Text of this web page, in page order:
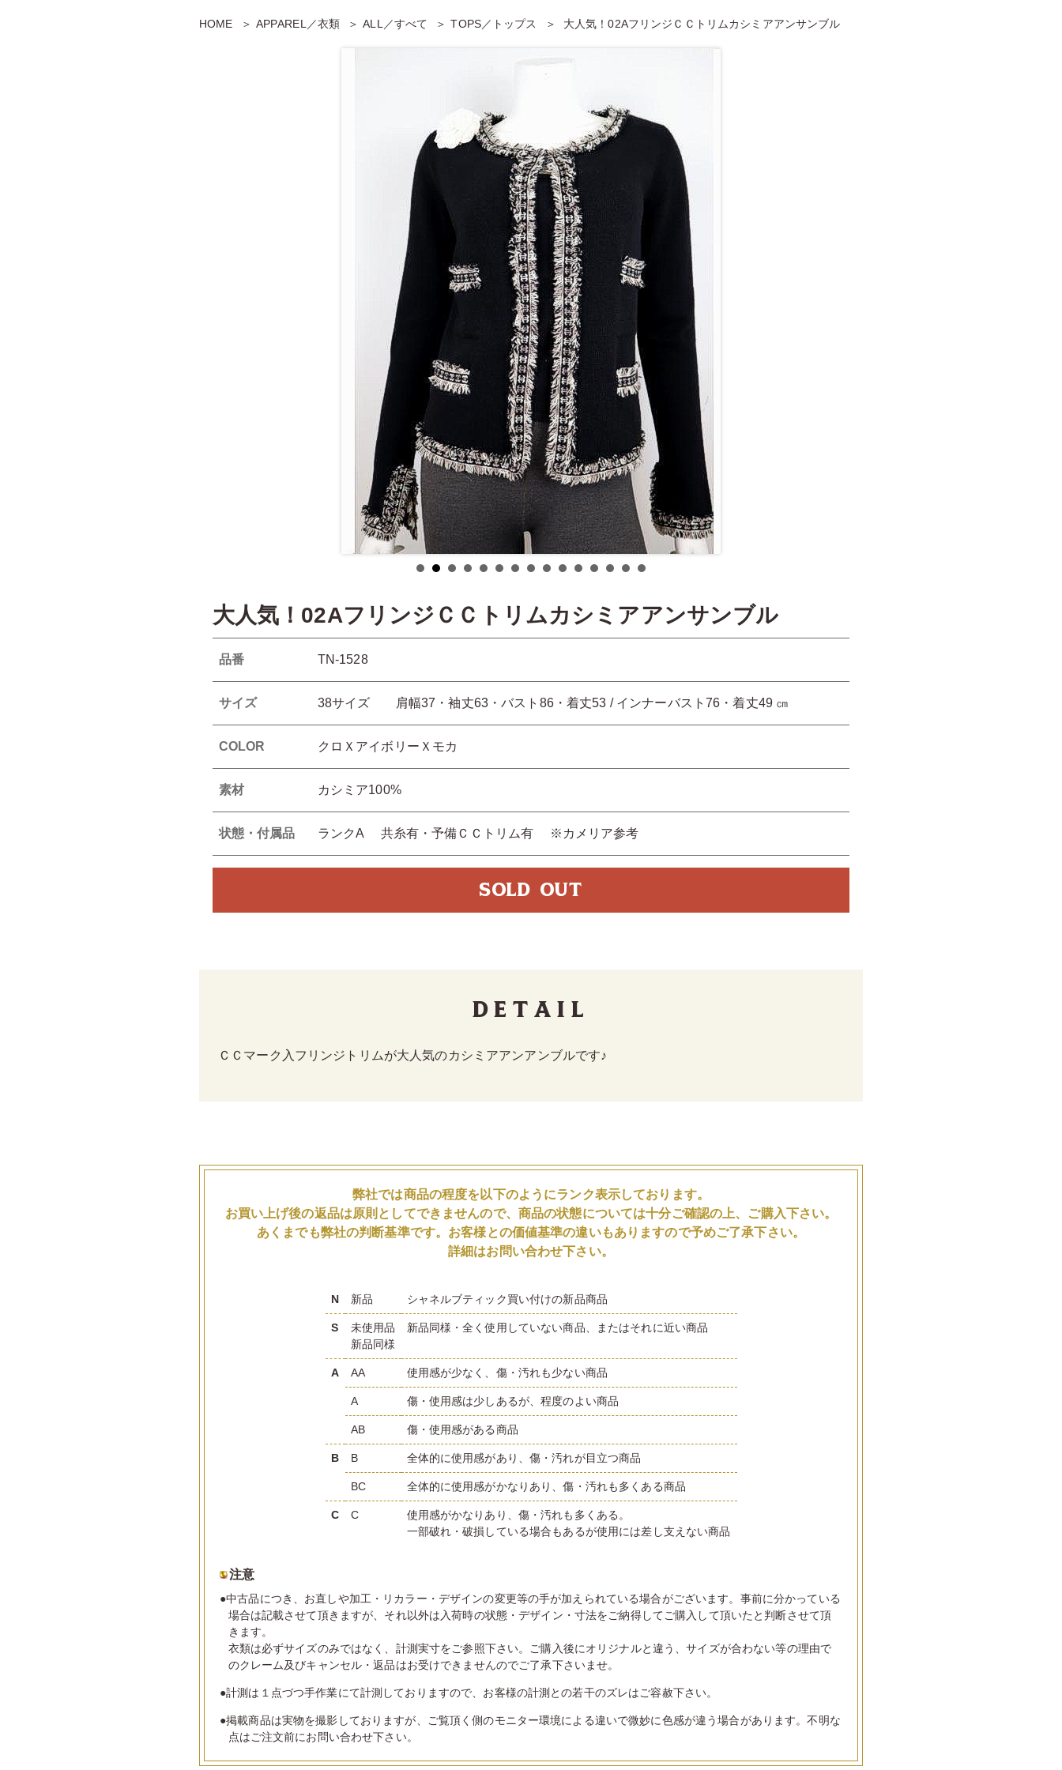
HOME APPAREL／衣類 ALL／すべて TOPS／トップス 大人気！02AフリンジＣＣトリムカシミアアンサンブル
大人気！02AフリンジＣＣトリムカシミアアンサンブル
品番 TN-1528
サイズ 38サイズ 肩幅37・袖丈63・バスト86・着丈53 / インナーバスト76・着丈49 ㎝
COLOR クロＸアイボリーＸモカ
素材 カシミア100%
状態・付属品 ランクA 共糸有・予備ＣＣトリム有 ※カメリア参考
SOLD OUT
Detail
ＣＣマーク入フリンジトリムが大人気のカシミアアンアンブルです♪
弊社では商品の程度を以下のようにランク表示しております。
お買い上げ後の返品は原則としてできませんので、商品の状態については十分ご確認の上、ご購入下さい。
あくまでも弊社の判断基準です。お客様との価値基準の違いもありますので予めご了承下さい。
詳細はお問い合わせ下さい。
N 新品 シャネルブティック買い付けの新品商品
S
未使用品
新品同様
新品同様・全く使用していない商品、またはそれに近い商品
A AA 使用感が少なく、傷・汚れも少ない商品
A 傷・使用感は少しあるが、程度のよい商品
AB 傷・使用感がある商品
B B 全体的に使用感があり、傷・汚れが目立つ商品
BC 全体的に使用感がかなりあり、傷・汚れも多くある商品
C C
使用感がかなりあり、傷・汚れも多くある。
一部破れ・破損している場合もあるが使用には差し支えない商品
注意
●中古品につき、お直しや加工・リカラー・デザインの変更等の手が加えられている場合がございます。事前に分かっている
場合は記載させて頂きますが、それ以外は入荷時の状態・デザイン・寸法をご納得してご購入して頂いたと判断させて頂
きます。
衣類は必ずサイズのみではなく、計測実寸をご参照下さい。ご購入後にオリジナルと違う、サイズが合わない等の理由で
のクレーム及びキャンセル・返品はお受けできませんのでご了承下さいませ。
●計測は１点づつ手作業にて計測しておりますので、お客様の計測との若干のズレはご容赦下さい。
●掲載商品は実物を撮影しておりますが、ご覧頂く側のモニター環境による違いで微妙に色感が違う場合があります。不明な
点はご注文前にお問い合わせ下さい。